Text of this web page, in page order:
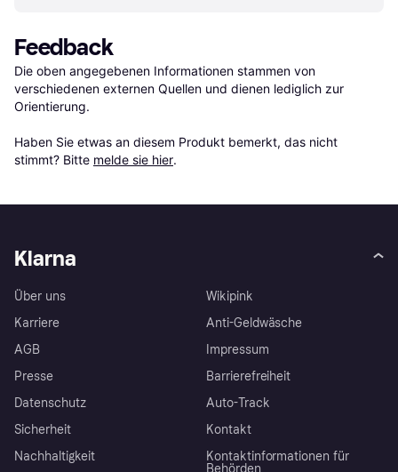
Feedback
Die oben angegebenen Informationen stammen von
verschiedenen externen Quellen und dienen lediglich zur
Orientierung.
Haben Sie etwas an diesem Produkt bemerkt, das nicht
stimmt? Bitte melde sie hier.
Klarna
Über uns
Karriere
AGB
Presse
Datenschutz
Sicherheit
Nachhaltigkeit
Wikipink
Anti-Geldwäsche
Impressum
Barrierefreiheit
Auto-Track
Kontakt
Kontaktinformationen für
Behörden